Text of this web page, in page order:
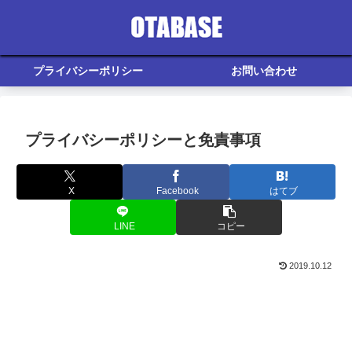
プライバシーポリシー お問い合わせ
プライバシーポリシーと免責事項
X Facebook はてブ
LINE コピー
2019.10.12